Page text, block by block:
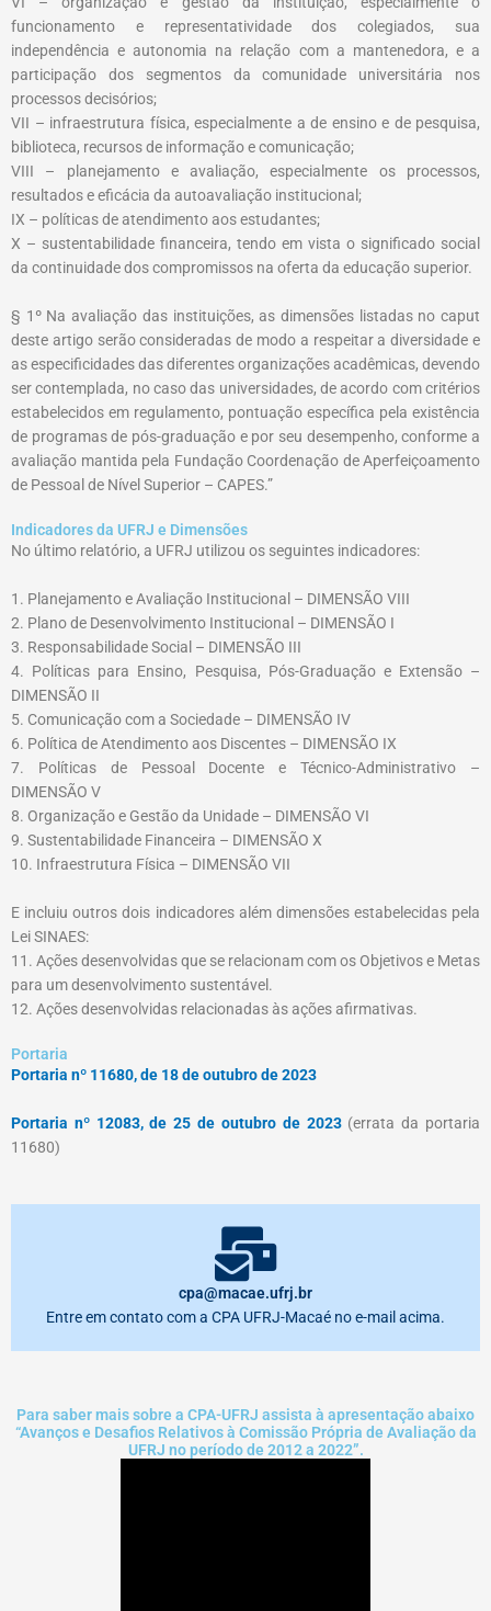
funcionamento e representatividade dos colegiados, sua
independência e autonomia na relação com a mantenedora, e a
participação dos segmentos da comunidade universitária nos
processos decisórios;
VII – infraestrutura física, especialmente a de ensino e de pesquisa,
biblioteca, recursos de informação e comunicação;
VIII – planejamento e avaliação, especialmente os processos,
resultados e eficácia da autoavaliação institucional;
IX – políticas de atendimento aos estudantes;
X – sustentabilidade financeira, tendo em vista o significado social
da continuidade dos compromissos na oferta da educação superior.
§ 1º Na avaliação das instituições, as dimensões listadas no caput
deste artigo serão consideradas de modo a respeitar a diversidade e
as especificidades das diferentes organizações acadêmicas, devendo
ser contemplada, no caso das universidades, de acordo com critérios
estabelecidos em regulamento, pontuação específica pela existência
de programas de pós-graduação e por seu desempenho, conforme a
avaliação mantida pela Fundação Coordenação de Aperfeiçoamento
de Pessoal de Nível Superior – CAPES.”
Indicadores da UFRJ e Dimensões
No último relatório, a UFRJ utilizou os seguintes indicadores:
1. Planejamento e Avaliação Institucional – DIMENSÃO VIII
2. Plano de Desenvolvimento Institucional – DIMENSÃO I
3. Responsabilidade Social – DIMENSÃO III
4. Políticas para Ensino, Pesquisa, Pós-Graduação e Extensão –
DIMENSÃO II
5. Comunicação com a Sociedade – DIMENSÃO IV
6. Política de Atendimento aos Discentes – DIMENSÃO IX
7. Políticas de Pessoal Docente e Técnico-Administrativo –
DIMENSÃO V
8. Organização e Gestão da Unidade – DIMENSÃO VI
9. Sustentabilidade Financeira – DIMENSÃO X
10. Infraestrutura Física – DIMENSÃO VII
E incluiu outros dois indicadores além dimensões estabelecidas pela
Lei SINAES:
11. Ações desenvolvidas que se relacionam com os Objetivos e Metas
para um desenvolvimento sustentável.
12. Ações desenvolvidas relacionadas às ações afirmativas.
Portaria
Portaria nº 11680, de 18 de outubro de 2023
Portaria nº 12083, de 25 de outubro de 2023(errata da portaria
11680)
cpa@macae.ufrj.br
Entre em contato com a CPA UFRJ-Macaé no e-mail acima.
Para saber mais sobre a CPA-UFRJ assista à apresentação abaixo
“Avanços e Desafios Relativos à Comissão Própria de Avaliação da
UFRJ no período de 2012 a 2022”.